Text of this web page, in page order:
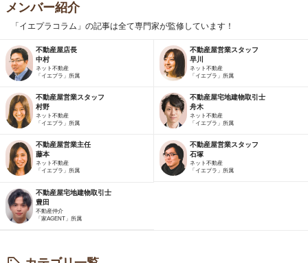
メンバー紹介
「イエプラコラム」の記事は全て専門家が監修しています！
不動産屋店長
中村
ネット不動産
「イエプラ」所属
不動産屋営業スタッフ
早川
ネット不動産
「イエプラ」所属
不動産屋営業スタッフ
村野
ネット不動産
「イエプラ」所属
不動産屋宅地建物取引士
舟木
ネット不動産
「イエプラ」所属
不動産屋営業主任
藤本
ネット不動産
「イエプラ」所属
不動産屋営業スタッフ
石塚
ネット不動産
「イエプラ」所属
不動産屋宅地建物取引士
豊田
不動産仲介
「家AGENT」所属